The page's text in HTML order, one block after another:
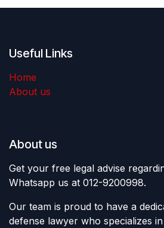
Useful Links
Home
About us
About us
Get your free legal advise
Whatsapp us at 012-9200998.
Our team is proud to have a
defense lawyer who specializes